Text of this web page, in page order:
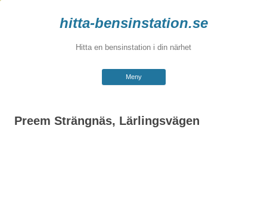
hitta-bensinstation.se
Hitta en bensinstation i din närhet
Meny
Hoppa
till
Preem Strängnäs, Lärlingsvägen